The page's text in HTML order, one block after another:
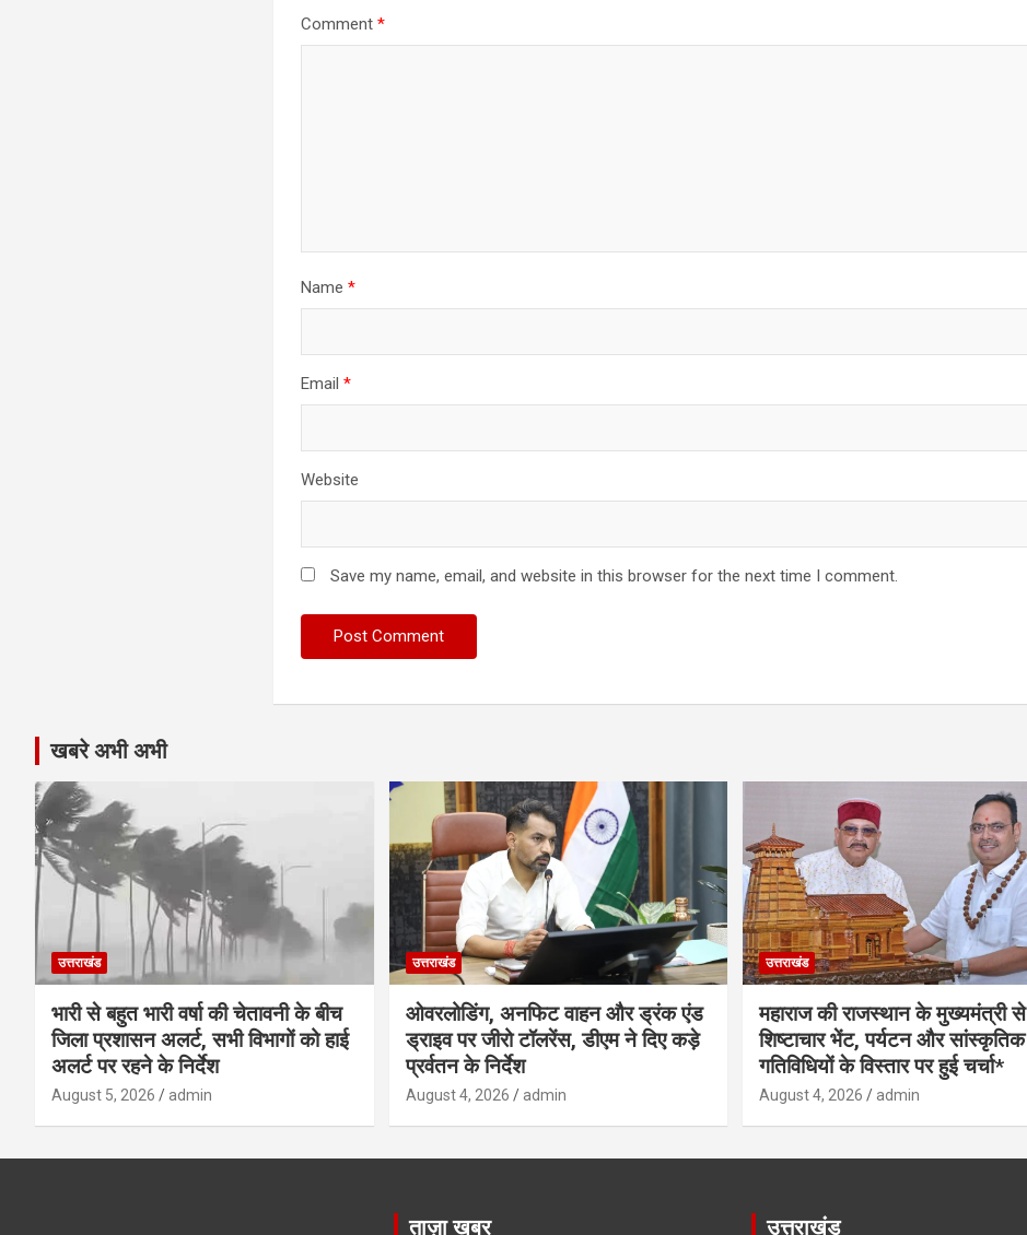
Comment*
Name*
Email*
Website
Save my name, email, and website in this browser for the next time I comment.
खबरे अभी अभी
उत्तराखंड
भारी से बहुत भारी वर्षा की चेतावनी के बीच
जिला प्रशासन अलर्ट, सभी विभागों को हाई
अलर्ट पर रहने के निर्देश
August 5, 2026 admin
उत्तराखंड
ओवरलोडिंग, अनफिट वाहन और ड्रंक एंड
ड्राइव पर जीरो टॉलरेंस, डीएम ने दिए कड़े
प्रर्वतन के निर्देश
August 4, 2026 admin
उत्तराखंड
महाराज की राजस्थान के मुख्यमंत्री से
शिष्टाचार भेंट, पर्यटन और सांस्कृतिक
गतिविधियों के विस्तार पर हुई चर्चा*
August 4, 2026 admin
ताज़ा खबर उत्तराखंड